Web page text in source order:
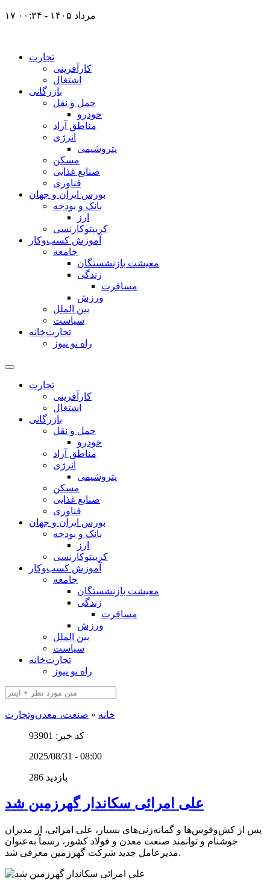
۱۷ مرداد ۱۴۰۵ - ۰۰:۳۴
تجارت
کارآفرینی
اشتغال
بازرگانی
حمل و نقل
خودرو
مناطق آزاد
انرژی
پتروشیمی
مسکن
صنایع غذایی
فناوری
بورس ایران و جهان
بانک و بودجه
ارز
کریپتوکارنسی
آموزش کسب‌وکار
جامعه
معیشت بازنشستگان
زندگی
مسافرت
ورزش
بین الملل
سیاست
تجارت‌خانه
راه نو نیوز
تجارت
کارآفرینی
اشتغال
بازرگانی
حمل و نقل
خودرو
مناطق آزاد
انرژی
پتروشیمی
مسکن
صنایع غذایی
فناوری
بورس ایران و جهان
بانک و بودجه
ارز
کریپتوکارنسی
آموزش کسب‌وکار
جامعه
معیشت بازنشستگان
زندگی
مسافرت
ورزش
بین الملل
سیاست
تجارت‌خانه
راه نو نیوز
خانه » صنعت، معدن‌و‌تجارت
کد خبر: 93901
2025/08/31 - 08:00
286 بازدید
علی امرائی سکاندار گهرزمین شد
پس از کش‌وقوس‌ها و گمانه‌زنی‌های بسیار، علی امرائی، از مدیران
خوشنام و توانمند صنعت معدن و فولاد کشور، رسماً به‌عنوان
مدیرعامل جدید شرکت گهرزمین معرفی شد.